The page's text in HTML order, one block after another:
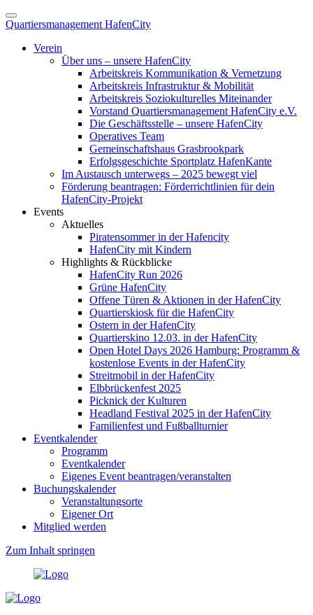
Quartiersmanagement HafenCity
Verein
Über uns – unsere HafenCity
Arbeitskreis Kommunikation & Vernetzung
Arbeitskreis Infrastruktur & Mobilität
Arbeitskreis Soziokulturelles Miteinander
Vorstand Quartiersmanagement HafenCity e.V.
Die Geschäftsstelle – unsere HafenCity
Operatives Team
Gemeinschaftshaus Grasbrookpark
Erfolgsgeschichte Sportplatz HafenKante
Im Austausch unterwegs – 2025 bewegt viel
Förderung beantragen: Förderrichtlinien für dein
HafenCity-Projekt
Events
Aktuelles
Piratensommer in der Hafencity
HafenCity mit Kindern
Highlights & Rückblicke
HafenCity Run 2026
Grüne HafenCity
Offene Türen & Aktionen in der HafenCity
Quartierskiosk für die HafenCity
Ostern in der HafenCity
Quartierskino 12.03. in der HafenCity
Open Hotel Days 2026 Hamburg: Programm &
kostenlose Events in der HafenCity
Streitmobil in der HafenCity
Elbbrückenfest 2025
Picknick der Kulturen
Headland Festival 2025 in der HafenCity
Familienfest und Fußballturnier
Eventkalender
Programm
Eventkalender
Eigenes Event beantragen/veranstalten
Buchungskalender
Veranstaltungsorte
Eigener Ort
Mitglied werden
Zum Inhalt springen